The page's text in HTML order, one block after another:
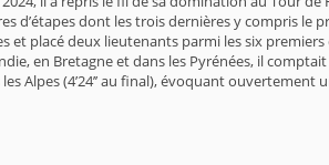
d’étapes dont les trois dernières y compris le
et placé deux lieutenants parmi les six
en Bretagne et dans les Pyrénées, il
Alpes (4’24’’ au final), évoquant